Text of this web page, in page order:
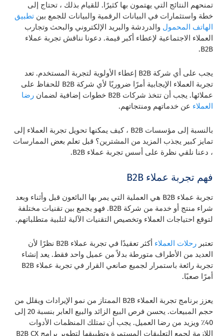
تمنحهم النتائج التي يهتمون بها كثيرًا. للقيام بذلك ، تحتاج إلى
خطة واستثمارات في البيانات الرقمية والبيانات للجمع بينتطبيق
الهاتف المحمول والدردشة والبريد الإلكتروني والبحث وتجارب
العملاء الاجتماعية لإعطاء أكبر قيمة. دعونا نناقش تجربة عملاء
B2B.
يجب على أي شركة B2B إعطاء الأولوية لتجربة المستخدم. تعد
تجربة العملاء الإيجابية أمرًا ضروريًا لأي شركة B2B للحفاظ على
عملائها. يجب أن تتخذ شركات B2B خطوات إضافية لضمان
رضا
العملاء عن خدماتهم ومنتجاتهم.
بالنسبة إلى مؤسسات B2B ، كيف يمكنها تحويل تجربة العملاء إلى
تمايز كبير يجذب المزيد من المشترين؟ قبل تعلم بعض الممارسات
، دعنا نلقي نظرة على أسس تجربة عملاء B2B.
فهم تجربة عملاء B2B
تجربة عملاء B2B هي العملية التي يمر بها البائعون قبل وأثناء وبعد
شراء منتج أو خدمة من شركة B2B. فهو يجمع بين تقنيات مختلفة
لتوقع احتياجات العملاء وتخصيص التقنيات الآلية لتلبية متطلباتهم.
تعتبررحلات العملاء
أكثر تعقيدًا في تجربة عملاء B2B نظرًا لأن
العديد من الأطراف متورطة بدلاً من عميل واحد فقط. يعد إنشاء
تجربة رائعة باستمرار لجميع صانعي القرار في تجربة عملاء B2B
أمرًا صعبًا.
يعزز برنامج تجربة العملاء B2B الممتاز من نمو الإيرادات ويقلل من
حجم المبيعات. يحسن فرص البيع الزائد والبيع العابر بنسبة 20 إلى
40٪ ويزيد من رضا العميل. يجب أن تمتلك المنظمات الأدوات
اللازمة لجمع التعليقات المستمرة وتطبيقها لتطوير برامج B2B CX